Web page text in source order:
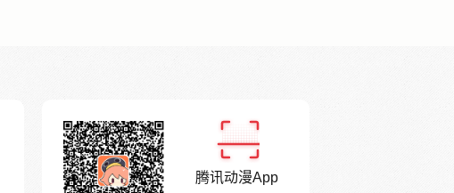
腾讯动漫App